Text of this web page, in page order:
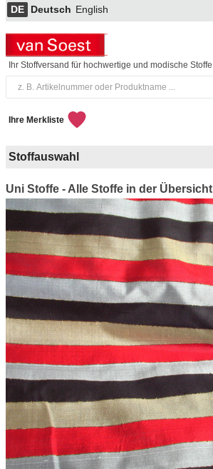
DE Deutsch English
Ihr Stoffversand für hochwertige und modische Stoffe
Ihre Merkliste
Stoffauswahl
Uni Stoffe - Alle Stoffe in der Übersicht